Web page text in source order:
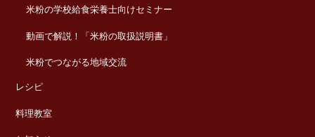
米粉の学校給食栄養士向けセミナー
動画で解説！「米粉の取扱説明書」
米粉でつながる地域交流
レシピ
料理教室